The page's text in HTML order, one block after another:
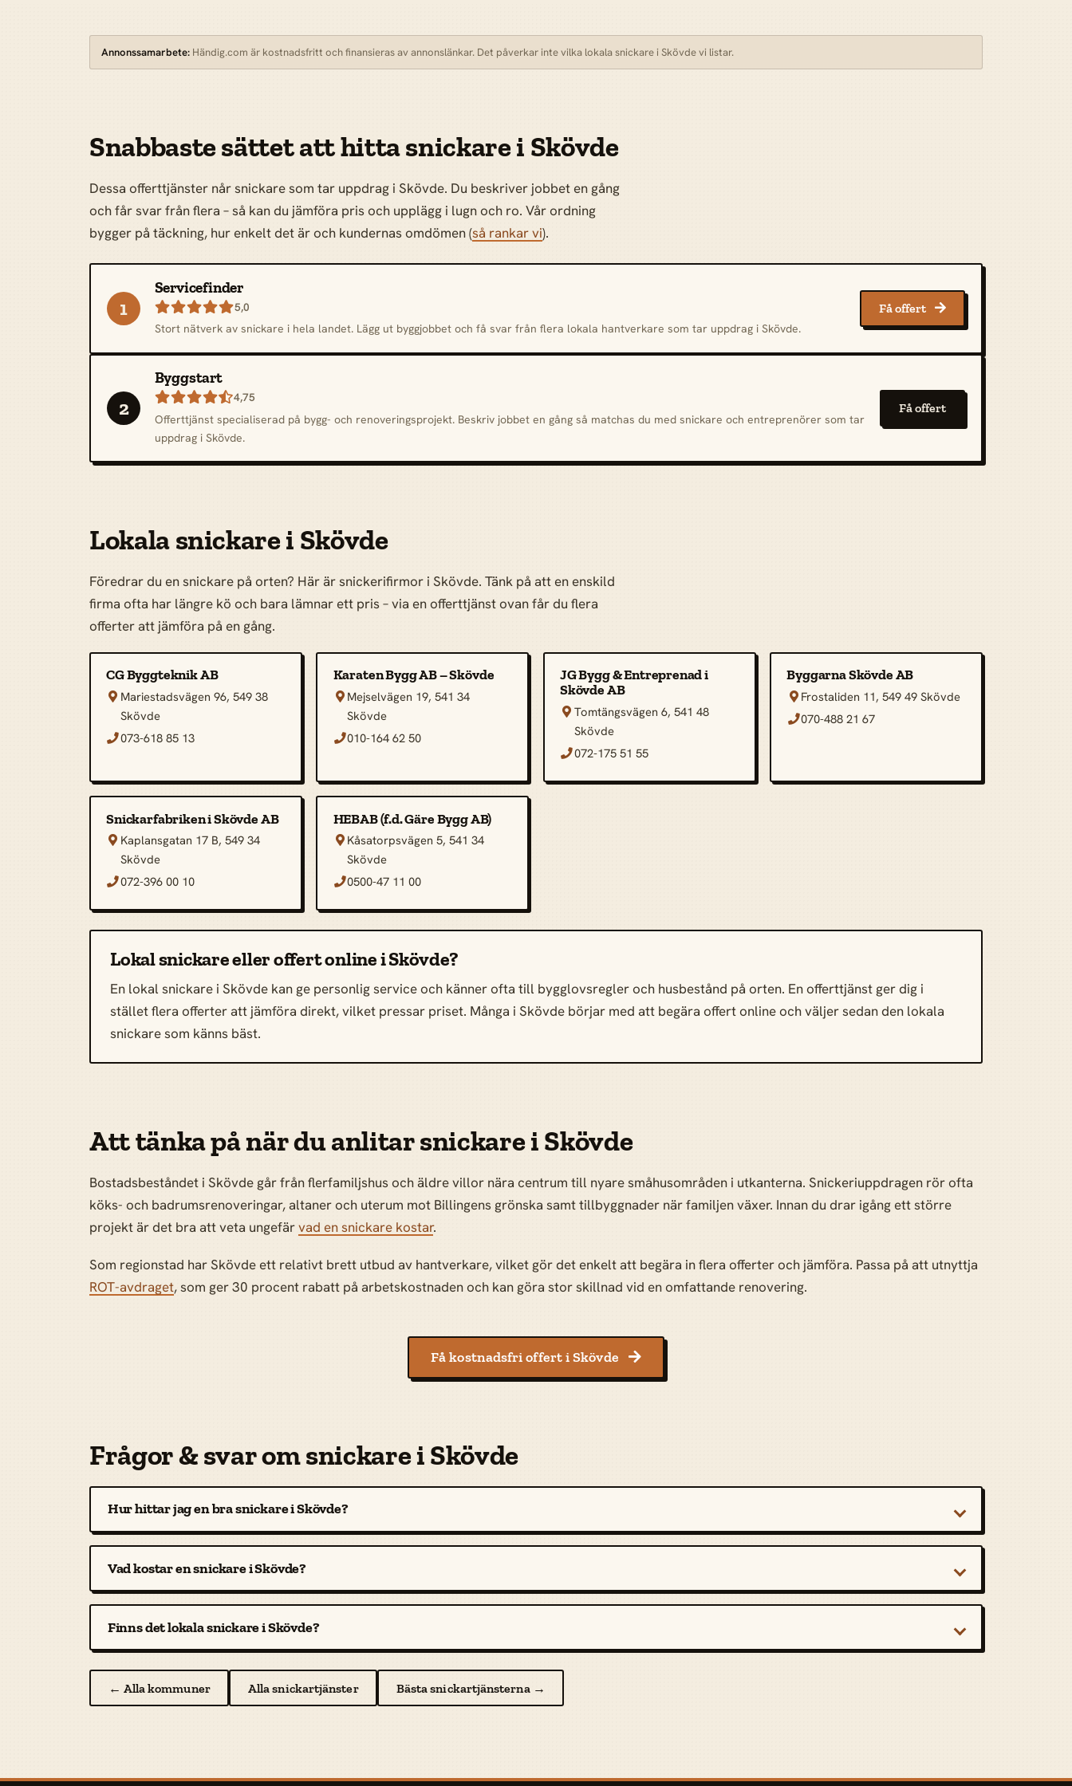
Annonssamarbete: Händig.com är kostnadsfritt och finansieras av annonslänkar. Det påverkar inte vilka lokala snickare i Skövde vi listar.
Snabbaste sättet att hitta snickare i Skövde
Dessa offerttjänster når snickare som tar uppdrag i Skövde. Du beskriver jobbet en gång
och får svar från flera – så kan du jämföra pris och upplägg i lugn och ro. Vår ordning
bygger på täckning, hur enkelt det är och kundernas omdömen (så rankar vi).
1
Servicefinder
5,0
Stort nätverk av snickare i hela landet. Lägg ut byggjobbet och få svar från flera lokala hantverkare som tar uppdrag i Skövde.
Få offert 
2
Byggstart
4,75
Offerttjänst specialiserad på bygg- och renoveringsprojekt. Beskriv jobbet en gång så matchas du med snickare och entreprenörer som tar
uppdrag i Skövde.
Få offert
Lokala snickare i Skövde
Föredrar du en snickare på orten? Här är snickerifirmor i Skövde. Tänk på att en enskild
firma ofta har längre kö och bara lämnar ett pris – via en offerttjänst ovan får du flera
offerter att jämföra på en gång.
CG Byggteknik AB
 Mariestadsvägen 96, 549 38
Skövde
073-618 85 13
Karaten Bygg AB – Skövde
 Mejselvägen 19, 541 34
Skövde
010-164 62 50
JG Bygg & Entreprenad i
Skövde AB
 Tomtängsvägen 6, 541 48
Skövde
072-175 51 55
Byggarna Skövde AB
 Frostaliden 11, 549 49 Skövde
070-488 21 67
Snickarfabriken i Skövde AB
 Kaplansgatan 17 B, 549 34
Skövde
072-396 00 10
HEBAB (f.d. Gäre Bygg AB)
 Kåsatorpsvägen 5, 541 34
Skövde
0500-47 11 00
Lokal snickare eller offert online i Skövde?
En lokal snickare i Skövde kan ge personlig service och känner ofta till bygglovsregler och husbestånd på orten. En offerttjänst ger dig i
stället flera offerter att jämföra direkt, vilket pressar priset. Många i Skövde börjar med att begära offert online och väljer sedan den lokala
snickare som känns bäst.
Att tänka på när du anlitar snickare i Skövde
Bostadsbeståndet i Skövde går från flerfamiljshus och äldre villor nära centrum till nyare småhusområden i utkanterna. Snickeriuppdragen rör ofta
köks- och badrumsrenoveringar, altaner och uterum mot Billingens grönska samt tillbyggnader när familjen växer. Innan du drar igång ett större
projekt är det bra att veta ungefärvad en snickare kostar.
Som regionstad har Skövde ett relativt brett utbud av hantverkare, vilket gör det enkelt att begära in flera offerter och jämföra. Passa på att utnyttja
ROT-avdraget, som ger 30 procent rabatt på arbetskostnaden och kan göra stor skillnad vid en omfattande renovering.
Få kostnadsfri offert i Skövde 
Frågor & svar om snickare i Skövde
Hur hittar jag en bra snickare i Skövde?
Vad kostar en snickare i Skövde?
Finns det lokala snickare i Skövde?
← Alla kommuner Alla snickartjänster Bästa snickartjänsterna →